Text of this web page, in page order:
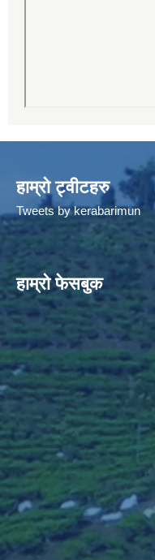
हाम्रो ट्वीटहरु
Tweets by kerabarimun
हाम्रो फेसबुक